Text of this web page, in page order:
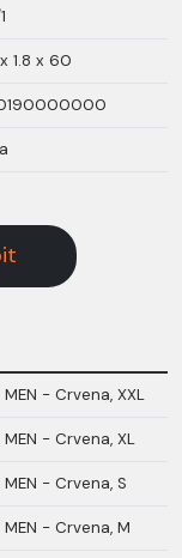
1.8 x 60
MEN - Crvena, XXL
MEN - Crvena, XL
MEN - Crvena, S
MEN - Crvena, M